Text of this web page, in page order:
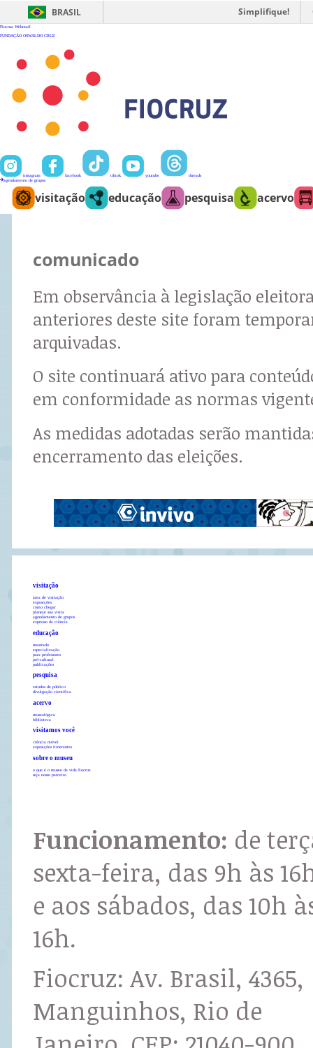
BRASIL Simplifique!
Fiocruz Webmail
FUNDAÇÃO OSWALDO CRUZ
instagram facebook tiktok youtube
threads
agendamento de grupos
visitação educação pesquisa acervo
comunicado
Em observância à legislação
anteriores deste site foram
arquivadas.
O site continuará ativo para
em conformidade as normas
As medidas adotadas serão
encerramento das eleições.
visitação
área de visitação
exposições
como chegar
planeje sua visita
agendamento de grupos
expresso da ciência
educação
mestrado
especialização
para professores
pró-cultural
publicações
pesquisa
estudos de público
divulgação científica
acervo
museológico
biblioteca
visitamos você
ciência móvel
exposições itinerantes
sobre o museu
o que é o museu da vida fiocruz
seja nosso parceiro
Funcionamento: de
sexta-feira, das 9h às
e aos sábados, das 10h
16h.
Fiocruz: Av. Brasil, 4365,
Manguinhos, Rio de